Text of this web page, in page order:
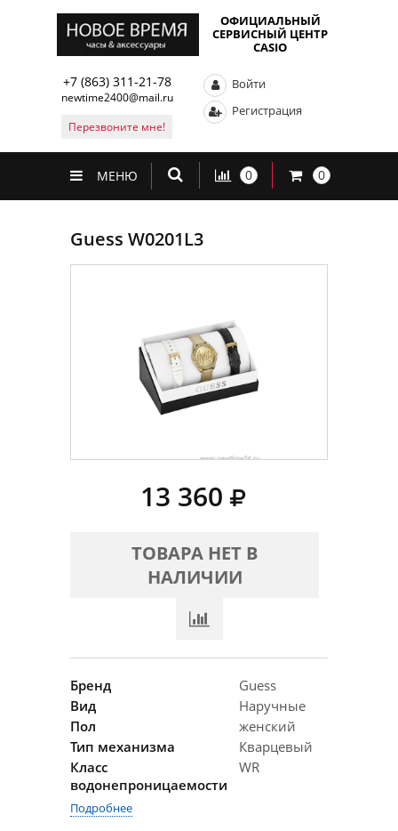
ОФИЦИАЛЬНЫЙ
СЕРВИСНЫЙ ЦЕНТР
CASIO
+7 (863) 311-21-78
newtime2400@mail.ru
Перезвоните мне!
Войти
Регистрация
МЕНЮ 0 0
Guess W0201L3
13 360
ТОВАРА НЕТ В
НАЛИЧИИ
Бренд
Guess
Вид
Наручные
Пол
женский
Тип механизма
Кварцевый
Класс
водонепроницаемости
WR
Подробнее